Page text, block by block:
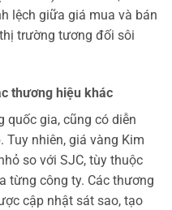
lệch giữa giá mua và bán
trường tương đối sôi
thương hiệu khác
quốc gia, cũng có diễn
nhiên, giá vàng Kim
so với SJC, tùy thuộc
từng công ty. Các thương
cập nhật sát sao, tạo